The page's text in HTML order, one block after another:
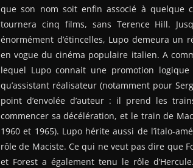
que son nom soit enfin associé à quelque
tournera cinq films, sans Terence Hill.
énormément d’étincelles, Lupo demeura
en vogue du cinéma populaire italien. A
lequel Lupo connait une promotion
qu’assistant réalisateur (notamment pour
point d’envolée d’auteur : il prend les
commencer sa décélération, et le train de
1960 et 1965). Lupo hérite aussi de l’italo-
rôle de Maciste. Ce qui ne veut pas dire que
et Forest a également tenu le rôle